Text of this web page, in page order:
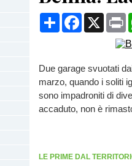
CondividiFacebook
X
Due garage svuotati
marzo, quando i soliti
sono impadroniti di
accaduto, non è
LE PRIME DAL